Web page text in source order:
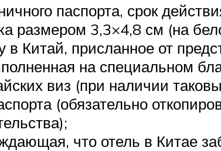
паспорта, срок
размером 3,3×4,8 см (на
в Китай, присланное от
на специальном
виз (при наличии
(обязательно
что отель в Китае